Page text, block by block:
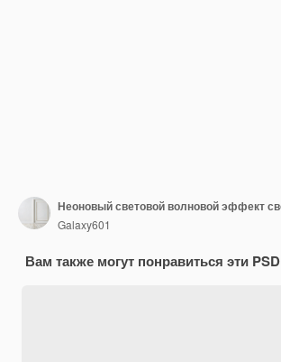
Galaxy601
Вам также могут понравиться эти PSD